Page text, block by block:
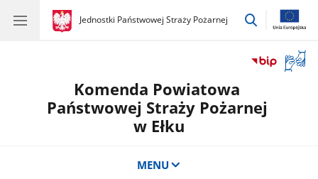
gov.pl
Jednostki Państwowej Straży Pożarnej
gov.pl
Jednostki
przejdź
okno
Komenda Powiatowa
Państwowej Straży Pożarnej
w Ełku
MENU